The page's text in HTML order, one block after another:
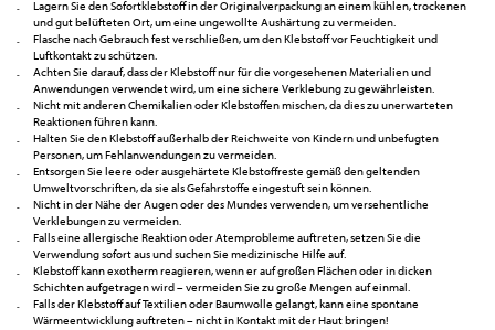
Lagern Sie den Sofortklebstoff in der Originalverpackung an einem kühlen, trockenen
und gut belüfteten Ort, um eine ungewollte Aushärtung zu vermeiden.
Flasche nach Gebrauch fest verschließen, um den Klebstoff vor Feuchtigkeit und
Luftkontakt zu schützen.
Achten Sie darauf, dass der Klebstoff nur für die vorgesehenen Materialien und
Anwendungen verwendet wird, um eine sichere Verklebung zu gewährleisten.
Nicht mit anderen Chemikalien oder Klebstoffen mischen, da dies zu unerwarteten
Reaktionen führen kann.
Halten Sie den Klebstoff außerhalb der Reichweite von Kindern und unbefugten
Personen, um Fehlanwendungen zu vermeiden.
Entsorgen Sie leere oder ausgehärtete Klebstoffreste gemäß den geltenden
Umweltvorschriften, da sie als Gefahrstoffe eingestuft sein können.
Nicht in der Nähe der Augen oder des Mundes verwenden, um versehentliche
Verklebungen zu vermeiden.
Falls eine allergische Reaktion oder Atemprobleme auftreten, setzen Sie die
Verwendung sofort aus und suchen Sie medizinische Hilfe auf.
Klebstoff kann exotherm reagieren, wenn er auf großen Flächen oder in dicken
Schichten aufgetragen wird – vermeiden Sie zu große Mengen auf einmal.
Falls der Klebstoff auf Textilien oder Baumwolle gelangt, kann eine spontane
Wärmeentwicklung auftreten – nicht in Kontakt mit der Haut bringen!